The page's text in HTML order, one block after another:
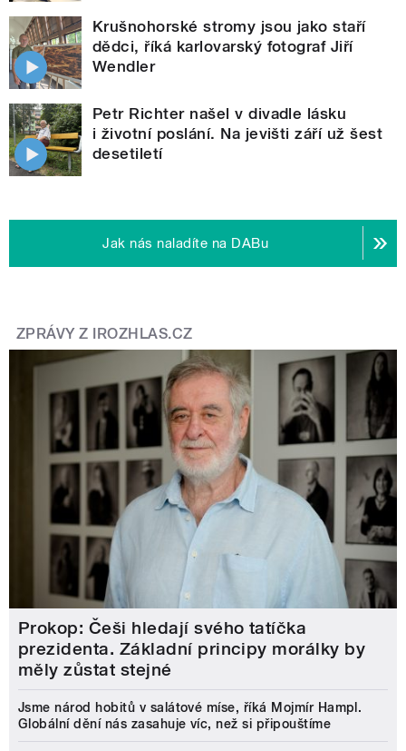
Krušnohorské stromy jsou jako staří
dědci, říká karlovarský fotograf Jiří
Wendler
Petr Richter našel v divadle lásku
i životní poslání. Na jevišti září už šest
desetiletí
Jak nás naladíte na DABu
ZPRÁVY Z IROZHLAS.CZ
Prokop: Češi hledají svého tatíčka
prezidenta. Základní principy morálky by
měly zůstat stejné
Jsme národ hobitů v salátové míse, říká Mojmír Hampl.
Globální dění nás zasahuje víc, než si připouštíme